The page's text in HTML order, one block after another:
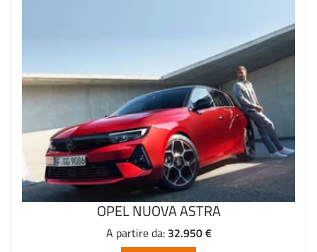
OPEL NUOVA ASTRA
A partire da: 32.950 €